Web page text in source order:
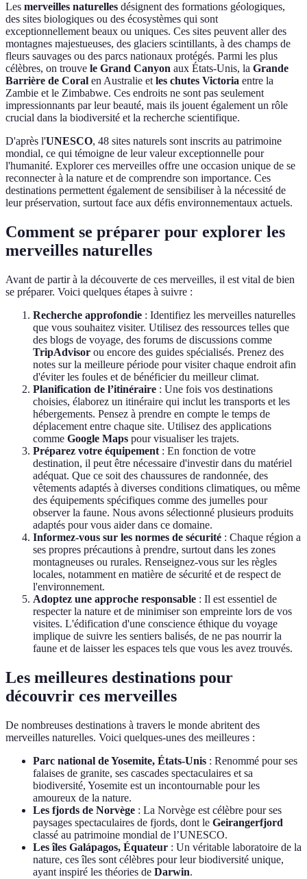
Les merveilles naturelles désignent des formations géologiques,
des sites biologiques ou des écosystèmes qui sont
exceptionnellement beaux ou uniques. Ces sites peuvent aller des
montagnes majestueuses, des glaciers scintillants, à des champs de
fleurs sauvages ou des parcs nationaux protégés. Parmi les plus
célèbres, on trouve le Grand Canyon aux États-Unis, la Grande
Barrière de Coral en Australie etles chutes Victoria entre la
Zambie et le Zimbabwe. Ces endroits ne sont pas seulement
impressionnants par leur beauté, mais ils jouent également un rôle
crucial dans la biodiversité et la recherche scientifique.
D'après l'UNESCO, 48 sites naturels sont inscrits au patrimoine
mondial, ce qui témoigne de leur valeur exceptionnelle pour
l'humanité. Explorer ces merveilles offre une occasion unique de se
reconnecter à la nature et de comprendre son importance. Ces
destinations permettent également de sensibiliser à la nécessité de
leur préservation, surtout face aux défis environnementaux actuels.
Comment se préparer pour explorer les
merveilles naturelles
Avant de partir à la découverte de ces merveilles, il est vital de bien
se préparer. Voici quelques étapes à suivre :
Recherche approfondie : Identifiez les merveilles naturelles
que vous souhaitez visiter. Utilisez des ressources telles que
des blogs de voyage, des forums de discussions comme
TripAdvisor ou encore des guides spécialisés. Prenez des
notes sur la meilleure période pour visiter chaque endroit afin
d'éviter les foules et de bénéficier du meilleur climat.
Planification de l’itinéraire : Une fois vos destinations
choisies, élaborez un itinéraire qui inclut les transports et les
hébergements. Pensez à prendre en compte le temps de
déplacement entre chaque site. Utilisez des applications
comme Google Maps pour visualiser les trajets.
Préparez votre équipement : En fonction de votre
destination, il peut être nécessaire d'investir dans du matériel
adéquat. Que ce soit des chaussures de randonnée, des
vêtements adaptés à diverses conditions climatiques, ou même
des équipements spécifiques comme des jumelles pour
observer la faune. Nous avons sélectionné plusieurs produits
adaptés pour vous aider dans ce domaine.
Informez-vous sur les normes de sécurité : Chaque région a
ses propres précautions à prendre, surtout dans les zones
montagneuses ou rurales. Renseignez-vous sur les règles
locales, notamment en matière de sécurité et de respect de
l'environnement.
Adoptez une approche responsable : Il est essentiel de
respecter la nature et de minimiser son empreinte lors de vos
visites. L'édification d'une conscience éthique du voyage
implique de suivre les sentiers balisés, de ne pas nourrir la
faune et de laisser les espaces tels que vous les avez trouvés.
Les meilleures destinations pour
découvrir ces merveilles
De nombreuses destinations à travers le monde abritent des
merveilles naturelles. Voici quelques-unes des meilleures :
Parc national de Yosemite, États-Unis : Renommé pour ses
falaises de granite, ses cascades spectaculaires et sa
biodiversité, Yosemite est un incontournable pour les
amoureux de la nature.
Les fjords de Norvège : La Norvège est célèbre pour ses
paysages spectaculaires de fjords, dont le Geirangerfjord
classé au patrimoine mondial de l’UNESCO.
Les îles Galápagos, Équateur : Un véritable laboratoire de la
nature, ces îles sont célèbres pour leur biodiversité unique,
ayant inspiré les théories de Darwin.